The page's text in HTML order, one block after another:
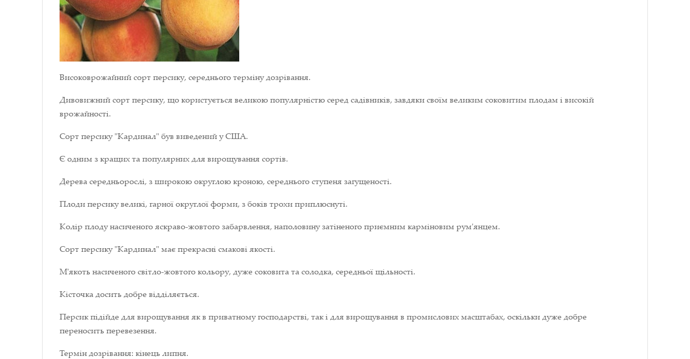
Високоврожайний сорт персику, середнього терміну дозрівання.
Дивовижний сорт персику, що користується великою популярністю серед садівників, завдяки своїм великим соковитим плодам і високій
врожайності.
Сорт персику "Кардинал" був виведений у США.
Є одним з кращих та популярних для вирощування сортів.
Дерева середньорослі, з широкою округлою кроною, середнього ступеня загущеності.
Плоди персику великі, гарної округлої форми, з боків трохи приплюснуті.
Колір плоду насиченого яскраво-жовтого забарвлення, наполовину затіненого приємним карміновим рум'янцем.
Сорт персику "Кардинал" має прекрасні смакові якості.
М'якоть насиченого світло-жовтого кольору, дуже соковита та солодка, середньої щільності.
Кісточка досить добре відділяється.
Персик підійде для вирощування як в приватному господарстві, так і для вирощування в промислових масштабах, оскільки дуже добре
переносить перевезення.
Термін дозрівання: кінець липня.